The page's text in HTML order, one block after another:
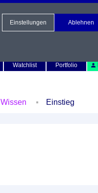
Watchlist Portfolio
Wissen Einstieg
Einstellungen Ablehnen